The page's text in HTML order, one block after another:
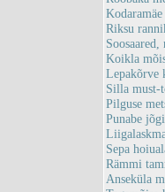
Riksu
Koikla
Lepakõrve
Silla must-
Pilguse
Punabe
Sepa
Rämmi
Anseküla